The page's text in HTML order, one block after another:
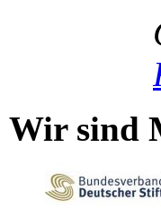
Wir sind